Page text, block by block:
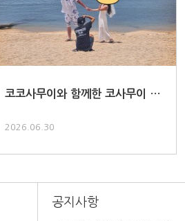
코코사무이와 함께한 코사무이 패
2026.06.30
공지사항